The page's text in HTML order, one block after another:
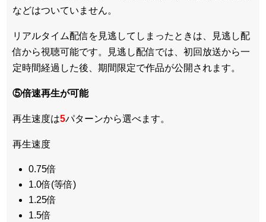
などはついていません。
リアルタイム配信を見逃してしまったときは、見逃し配
信から視聴可能です。見逃し配信では、初回放送から一
定時間経過した後、期間限定で作品が公開されます。
⑤倍速再生が可能
再生速度は5パターンから選べます。
再生速度
0.75倍
1.0倍(等倍)
1.25倍
1.5倍